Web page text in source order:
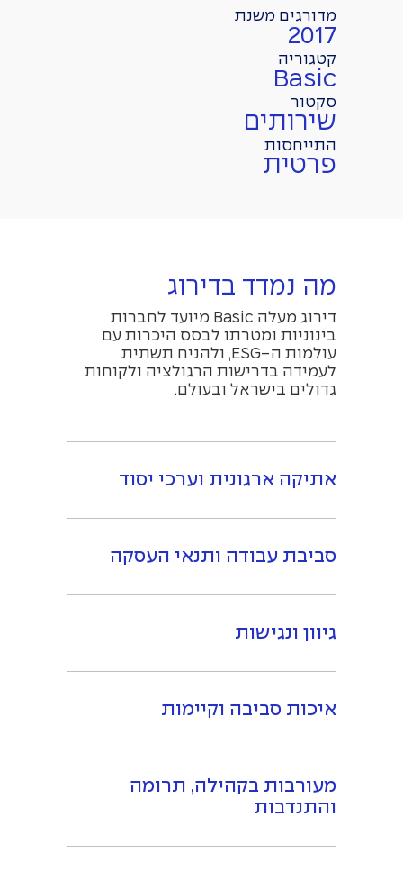
מדורגים משנת
2017
קטגוריה
Basic
סקטור
שירותים
התייחסות
פרטית
מה נמדד בדירוג
דירוג מעלה Basic מיועד לחברות
בינוניות ומטרתו לבסס היכרות עם
עולמות ה-ESG, ולהניח תשתית
לעמידה בדרישות הרגולציה ולקוחות
גדולים בישראל ובעולם.
אתיקה ארגונית וערכי יסוד
סביבת עבודה ותנאי העסקה
גיוון ונגישות
איכות סביבה וקיימות
מעורבות בקהילה, תרומה
והתנדבות